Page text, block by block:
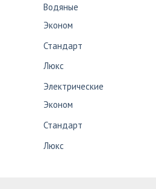
Водяные
Эконом
Стандарт
Люкс
Электрические
Эконом
Стандарт
Люкс